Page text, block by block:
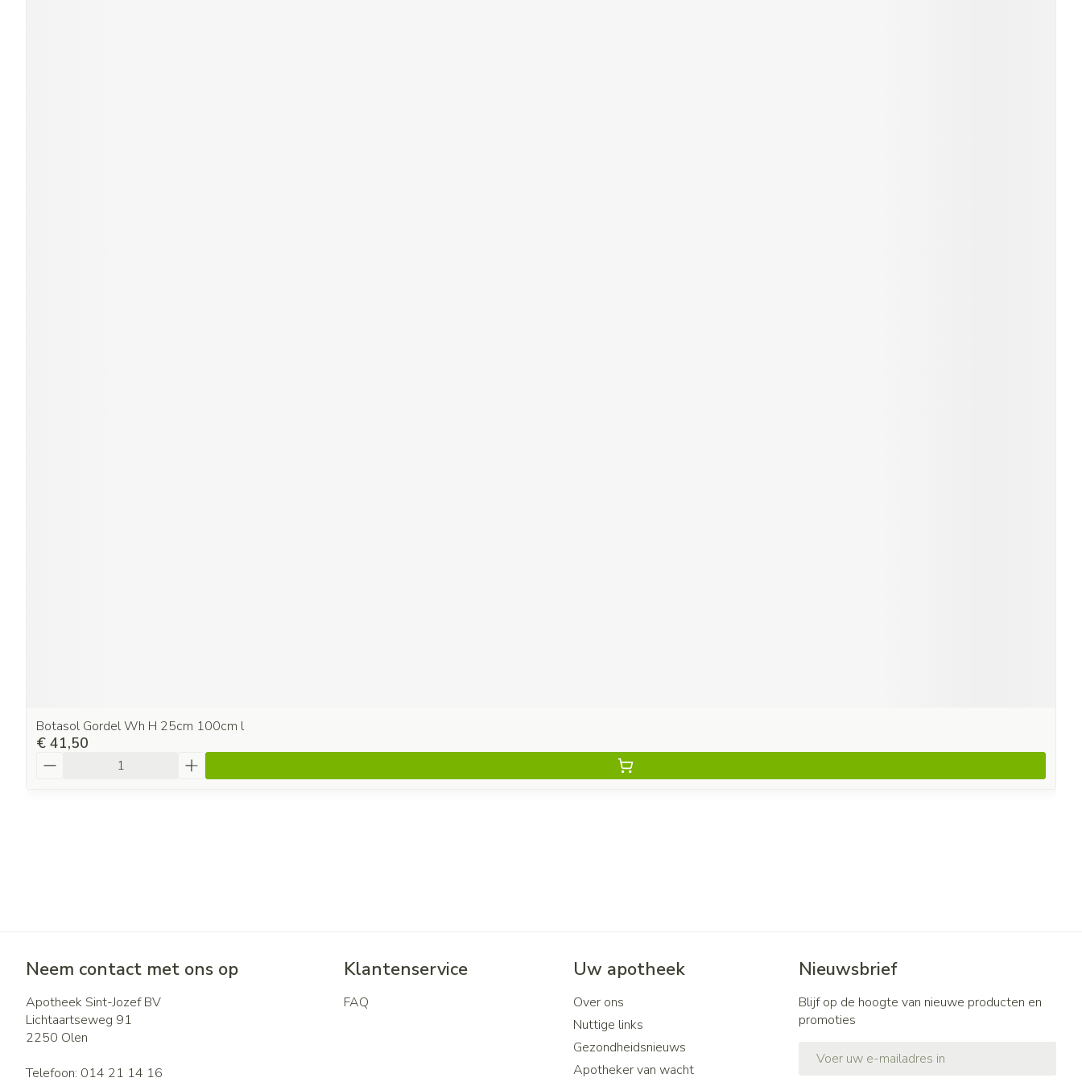
Botasol Gordel Wh H 25cm 100cm l
€ 41,50
Neem contact met ons op
Apotheek Sint-Jozef BV
Lichtaartseweg 91
2250 Olen
Telefoon: 014 21 14 16
Klantenservice
FAQ
Uw apotheek
Over ons
Nuttige links
Gezondheidsnieuws
Apotheker van wacht
Nieuwsbrief
Blijf op de hoogte van nieuwe producten en
promoties